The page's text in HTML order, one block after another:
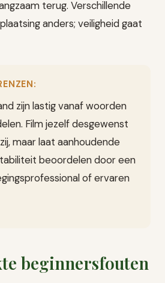
terug. Verschillende
anders; veiligheid gaat
zijn lastig vanaf woorden
Film jezelf desgewenst
maar laat aanhoudende
beoordelen door een
of ervaren
beginnersfouten